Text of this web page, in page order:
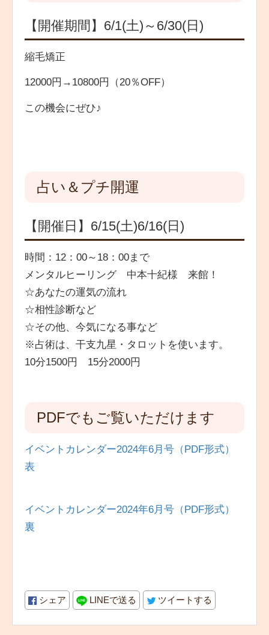
【開催期間】6/1(土)～6/30(日)
縮毛矯正
12000円→10800円（20％OFF）
この機会にぜひ♪
占い＆プチ開運
【開催日】6/15(土)6/16(日)
時間：12：00～18：00まで
メンタルヒーリング 中本十紀様 来館！
☆あなたの運気の流れ
☆相性診断など
☆その他、今気になる事など
※占術は、干支九星・タロットを使います。
10分1500円 15分2000円
PDFでもご覧いただけます
イベントカレンダー2024年6月号（PDF形式）
表
イベントカレンダー2024年6月号（PDF形式）
裏
シェア LINEで送る ツイートする